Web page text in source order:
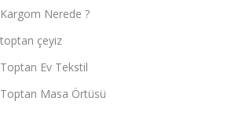
Kargom Nerede ?
toptan çeyiz
Toptan Ev Tekstil
Toptan Masa Örtüsü